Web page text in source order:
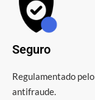
Seguro
Regulamentado
antifraude.